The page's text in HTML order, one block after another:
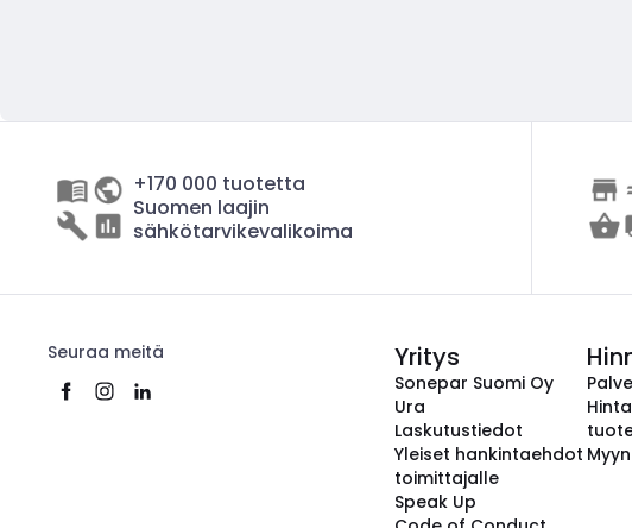
+170 000 tuotetta
Suomen laajin
sähkötarvikevalikoima
Seuraa meitä Yritys
Sonepar Suomi Oy
Ura
Laskutustiedot
Yleiset hankintaehdot
toimittajalle
Speak Up